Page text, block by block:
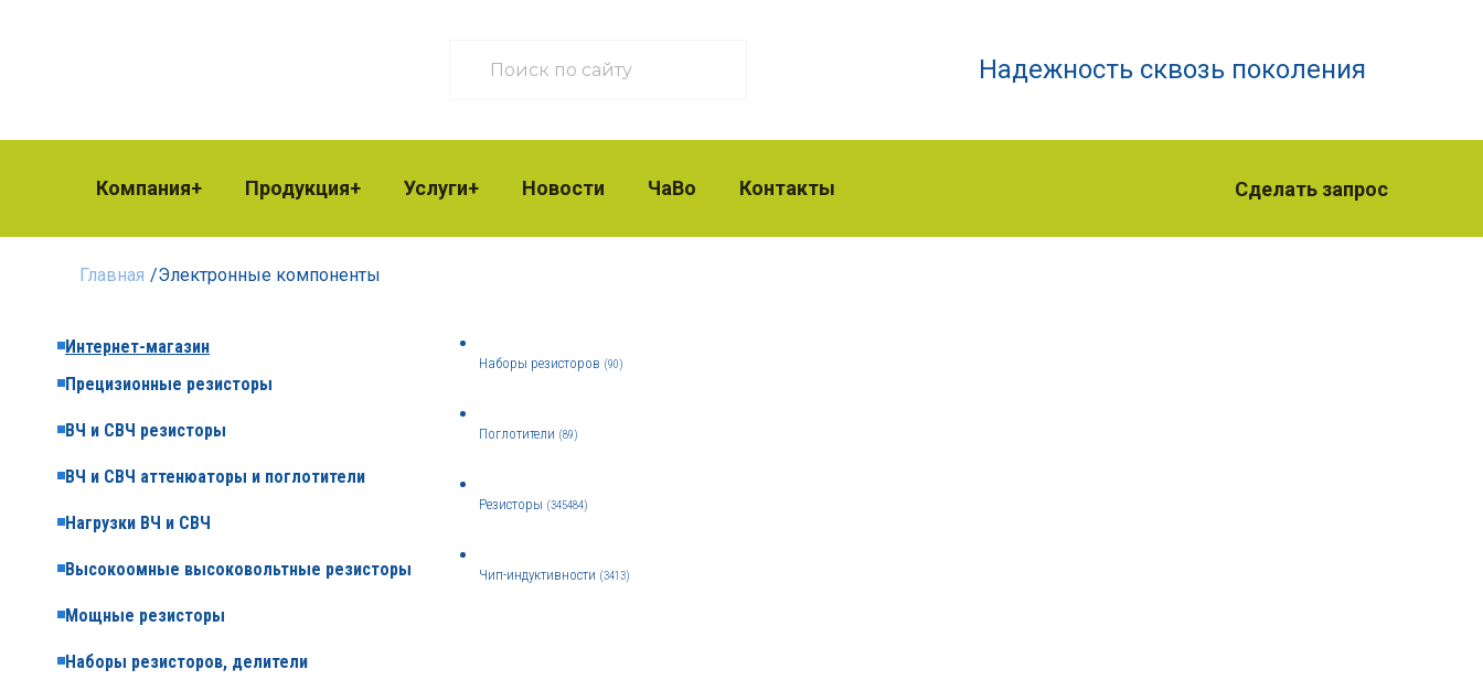
Надежность сквозь поколения
Компания Продукция Услуги Новости ЧаВо Контакты Сделать запрос
Главная /Электронные компоненты
Интернет-магазин
Прецизионные резисторы
ВЧ и СВЧ резисторы
ВЧ и СВЧ аттенюаторы и поглотители
Нагрузки ВЧ и СВЧ
Высокоомные высоковольтные резисторы
Мощные резисторы
Наборы резисторов, делители
Наборы резисторов (90)
Поглотители (89)
Резисторы (345484)
Чип-индуктивности (3413)